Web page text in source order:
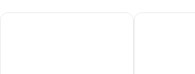
Best Western Premier CMC Girona Hotel Carlemany